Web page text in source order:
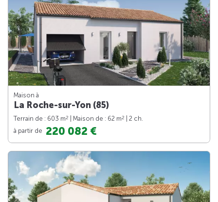
Maison à
La Roche-sur-Yon (85)
Terrain de : 603 m2 | Maison de : 62 m2
| 2 ch.
à partir de 220 082 €